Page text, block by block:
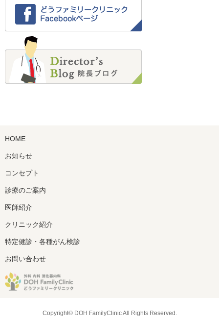
2022年5月 (1)
2022年4月 (1)
2022年1月 (2)
2021年12月 (3)
2021年11月 (5)
2021年10月 (6)
2021年5月 (1)
2021年4月 (2)
2021年3月 (2)
2021年1月 (2)
2020年12月 (3)
2020年9月 (5)
2020年8月 (1)
2020年6月 (2)
HOME
お知らせ
コンセプト
診療のご案内
医師紹介
クリニック紹介
特定健診・各種がん検診
お問い合わせ
Copyright© DOH FamilyClinic All Rights Reserved.